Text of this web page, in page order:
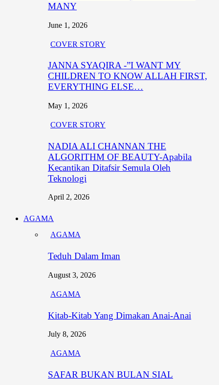
MANY
June 1, 2026
COVER STORY
JANNA SYAQIRA -”I WANT MY
CHILDREN TO KNOW ALLAH FIRST,
EVERYTHING ELSE…
May 1, 2026
COVER STORY
NADIA ALI CHANNAN THE
ALGORITHM OF BEAUTY-Apabila
Kecantikan Ditafsir Semula Oleh
Teknologi
April 2, 2026
AGAMA
AGAMA
Teduh Dalam Iman
August 3, 2026
AGAMA
Kitab-Kitab Yang Dimakan Anai-Anai
July 8, 2026
AGAMA
SAFAR BUKAN BULAN SIAL